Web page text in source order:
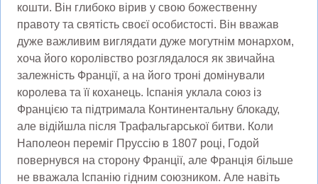
кошти. Він глибоко вірив у свою божественну
правоту та святість своєї особистості. Він вважав
дуже важливим виглядати дуже могутнім монархом,
хоча його королівство розглядалося як звичайна
залежність Франції, а на його троні домінували
королева та її коханець. Іспанія уклала союз із
Францією та підтримала Континентальну блокаду,
але відійшла після Трафальгарської битви. Коли
Наполеон переміг Пруссію в 1807 році, Годой
повернувся на сторону Франції, але Франція більше
не вважала Іспанію гідним союзником. Але навіть